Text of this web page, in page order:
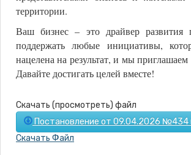
территории.
Ваш бизнес – это драйвер
поддержать любые инициативы,
нацелена на результат, и мы
Давайте достигать целей вместе!
Скачать (просмотреть) файл
Постановление от 09.04.2026 №434
Скачать Файл